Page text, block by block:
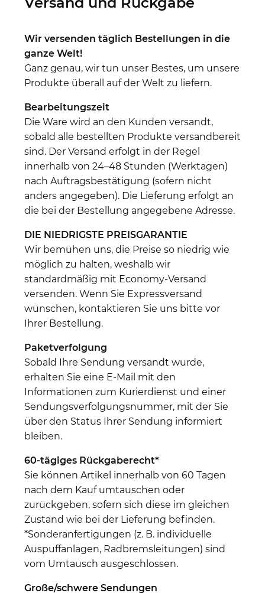
Wir versenden täglich Bestellungen in die
ganze Welt!
Ganz genau, wir tun unser Bestes, um unsere
Produkte überall auf der Welt zu liefern.
Bearbeitungszeit
Die Ware wird an den Kunden versandt,
sobald alle bestellten Produkte versandbereit
sind. Der Versand erfolgt in der Regel
innerhalb von 24–48 Stunden (Werktagen)
nach Auftragsbestätigung (sofern nicht
anders angegeben). Die Lieferung erfolgt an
die bei der Bestellung angegebene Adresse.
DIE NIEDRIGSTE PREISGARANTIE
Wir bemühen uns, die Preise so niedrig wie
möglich zu halten, weshalb wir
standardmäßig mit Economy-Versand
versenden. Wenn Sie Expressversand
wünschen, kontaktieren Sie uns bitte vor
Ihrer Bestellung.
Paketverfolgung
Sobald Ihre Sendung versandt wurde,
erhalten Sie eine E-Mail mit den
Informationen zum Kurierdienst und einer
Sendungsverfolgungsnummer, mit der Sie
über den Status Ihrer Sendung informiert
bleiben.
60-tägiges Rückgaberecht*
Sie können Artikel innerhalb von 60 Tagen
nach dem Kauf umtauschen oder
zurückgeben, sofern sich diese im gleichen
Zustand wie bei der Lieferung befinden.
*Sonderanfertigungen (z. B. individuelle
Auspuffanlagen, Radbremsleitungen) sind
vom Umtausch ausgeschlossen.
Große/schwere Sendungen